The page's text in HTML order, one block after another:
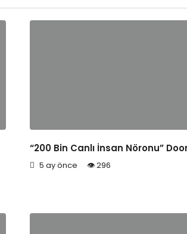
“200 Bin Canlı İnsan Nöronu”
5 ay önce 296